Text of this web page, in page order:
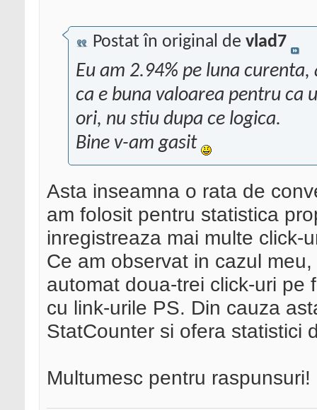
Postat în original de vlad7
Eu am 2.94% pe luna
ca e buna valoarea pentru ca
ori, nu stiu dupa ce logica.
Bine v-am gasit
Asta inseamna o rata de
am folosit pentru statistica
inregistreaza mai multe click-
Ce am observat in cazul
automat doua-trei click-uri pe
cu link-urile PS. Din cauza
StatCounter si ofera statistici
Multumesc pentru raspunsuri!